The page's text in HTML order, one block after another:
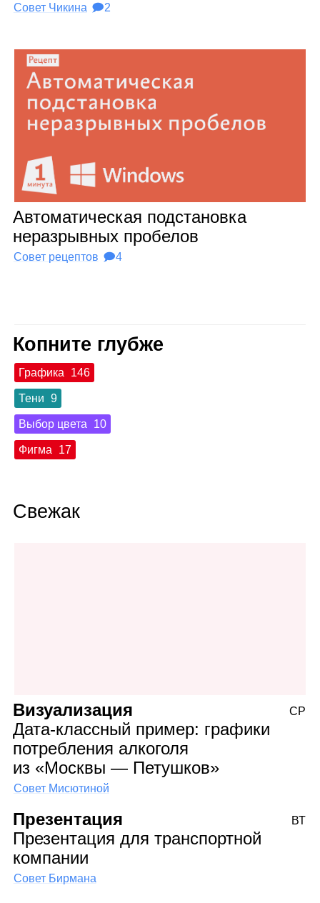
Совет Чикина 🗩2
Авто­ма­ти­че­ская под­ста­новка
нераз­рыв­ных про­бе­лов
Совет рецептов 🗩4
Копните глубже
Графика 146
Тени 9
Выбор цвета 10
Фигма 17
Свежак
Визуализация
Дата‑классный пример: графики
потребления алкоголя
из «Москвы — Петушков»
Совет Мисютиной
СР
Презентация
Презентация для транспортной
компании
Совет Бирмана
ВТ